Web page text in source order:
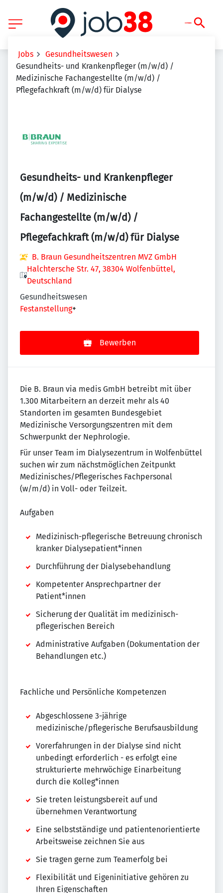
Jobs
Gesundheitswesen
Gesundheits- und Krankenpfleger (m/w/d) /
Medizinische Fachangestellte (m/w/d) /
Pflegefachkraft (m/w/d) für Dialyse
Gesundheits- und Krankenpfleger
(m/w/d) / Medizinische
Fachangestellte (m/w/d) /
Pflegefachkraft (m/w/d) für Dialyse
B. Braun Gesundheitszentren MVZ GmbH
Halchtersche Str. 47, 38304 Wolfenbüttel,
Deutschland
Gesundheitswesen
Festanstellung+
Bewerben
Die B. Braun via medis GmbH betreibt mit über
1.300 Mitarbeitern an derzeit mehr als 40
Standorten im gesamten Bundesgebiet
Medizinische Versorgungszentren mit dem
Schwerpunkt der Nephrologie.
Für unser Team im Dialysezentrum in Wolfenbüttel
suchen wir zum nächstmöglichen Zeitpunkt
Medizinisches/Pflegerisches Fachpersonal
(w/m/d) in Voll- oder Teilzeit.
Aufgaben
Medizinisch-pflegerische Betreuung chronisch
kranker Dialysepatient*innen
Durchführung der Dialysebehandlung
Kompetenter Ansprechpartner der
Patient*innen
Sicherung der Qualität im medizinisch-
pflegerischen Bereich
Administrative Aufgaben (Dokumentation der
Behandlungen etc.)
Fachliche und Persönliche Kompetenzen
Abgeschlossene 3-jährige
medizinische/pflegerische Berufsausbildung
Vorerfahrungen in der Dialyse sind nicht
unbedingt erforderlich - es erfolgt eine
strukturierte mehrwöchige Einarbeitung
durch die Kolleg*innen
Sie treten leistungsbereit auf und
übernehmen Verantwortung
Eine selbstständige und patientenorientierte
Arbeitsweise zeichnen Sie aus
Sie tragen gerne zum Teamerfolg bei
Flexibilität und Eigeninitiative gehören zu
Ihren Eigenschaften